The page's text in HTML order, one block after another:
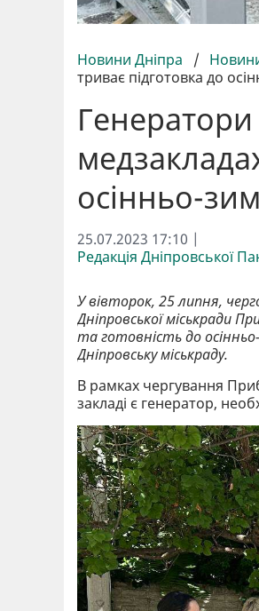
Новини Дніпра /
триває підготовка до
Генератори
осінньо-
25.07.2023 17:10 |
Редакція Дніпровської
У вівторок, 25 липня,
Дніпровської міськради
та готовність до
Дніпровську міськраду.
В рамках чергування
закладі є генератор,